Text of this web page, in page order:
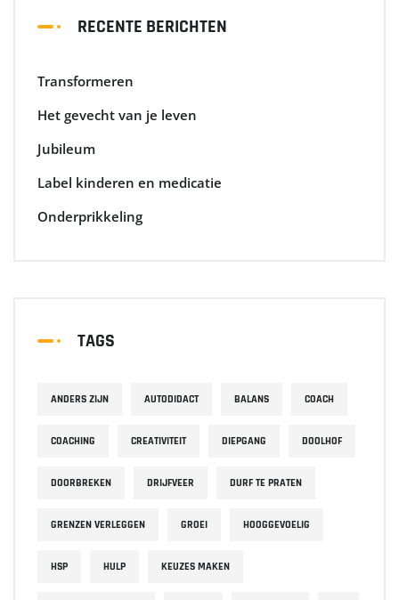
RECENTE BERICHTEN
Transformeren
Het gevecht van je leven
Jubileum
Label kinderen en medicatie
Onderprikkeling
TAGS
ANDERS ZIJN AUTODIDACT BALANS COACH
COACHING CREATIVITEIT DIEPGANG DOOLHOF
DOORBREKEN DRIJFVEER DURF TE PRATEN
GRENZEN VERLEGGEN GROEI HOOGGEVOELIG
HSP HULP KEUZES MAKEN